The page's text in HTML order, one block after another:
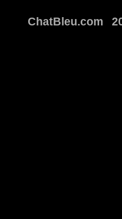
ChatBleu.com